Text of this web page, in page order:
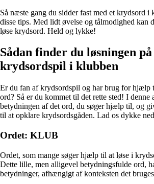
Så næste gang du sidder fast med et krydsord i
disse tips. Med lidt øvelse og tålmodighed kan
løse krydsord. Held og lykke!
Sådan finder du løsningen
krydsordspil i klubben
Er du fan af krydsordspil og har brug for hjælp
ord? Så er du kommet til det rette sted! I
betydningen af det ord, du søger hjælp til, og
til at opklare krydsordsgåden. Lad os dykke
Ordet: KLUB
Ordet, som mange søger hjælp til at løse i
Dette lille, men alligevel betydningsfulde ord,
betydninger, afhængigt af konteksten det